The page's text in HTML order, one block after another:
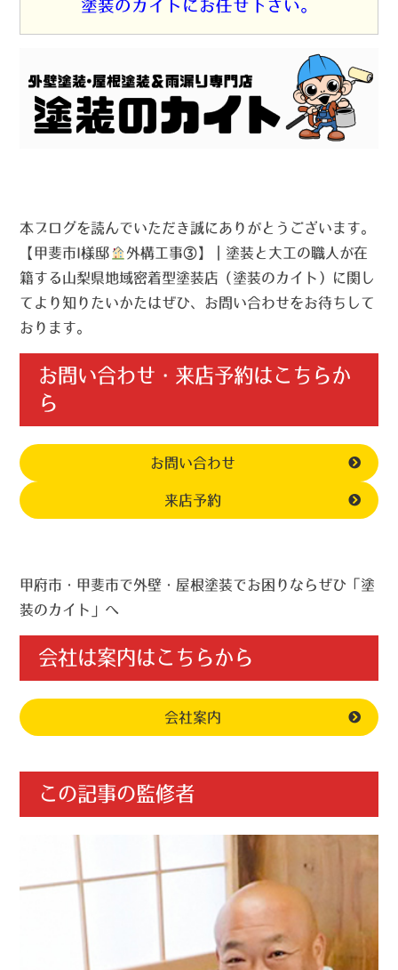
塗装のカイトにお任せ下さい。
本ブログを読んでいただき誠にありがとうございます。
【甲斐市I様邸
外構工事③】｜塗装と大工の職人が在
籍する山梨県地域密着型塗装店（塗装のカイト）に関し
てより知りたいかたはぜひ、お問い合わせをお待ちして
おります。
お問い合わせ・来店予約はこちらか
ら
お問い合わせ
来店予約
甲府市・甲斐市で外壁・屋根塗装でお困りならぜひ「塗
装のカイト」へ
会社は案内はこちらから
会社案内
この記事の監修者